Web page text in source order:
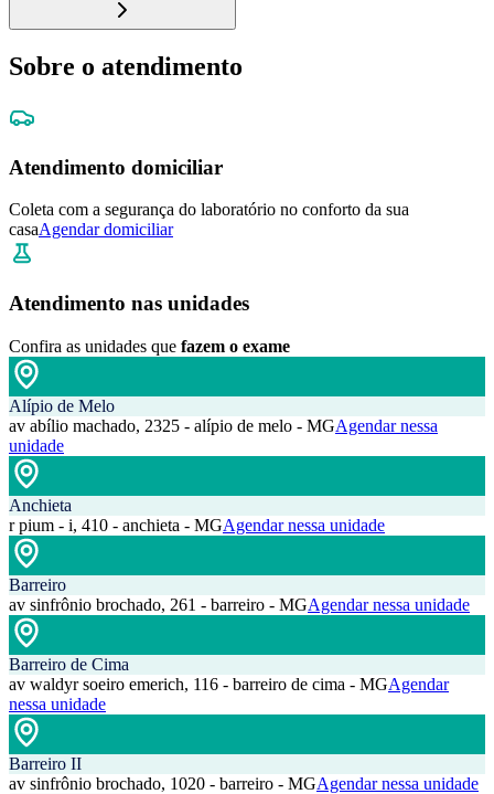
Sobre o atendimento
Atendimento domiciliar
Coleta com a segurança do laboratório no conforto da sua
casaAgendar domiciliar
Atendimento nas unidades
Confira as unidades que fazem o exame
Alípio de Melo
av abílio machado, 2325 - alípio de melo - MGAgendar nessa
unidade
Anchieta
r pium - i, 410 - anchieta - MGAgendar nessa unidade
Barreiro
av sinfrônio brochado, 261 - barreiro - MGAgendar nessa unidade
Barreiro de Cima
av waldyr soeiro emerich, 116 - barreiro de cima - MGAgendar
nessa unidade
Barreiro II
av sinfrônio brochado, 1020 - barreiro - MGAgendar nessa unidade